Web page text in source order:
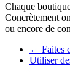
Chaque
Concrètement
ou encore de
← Faites
Utiliser